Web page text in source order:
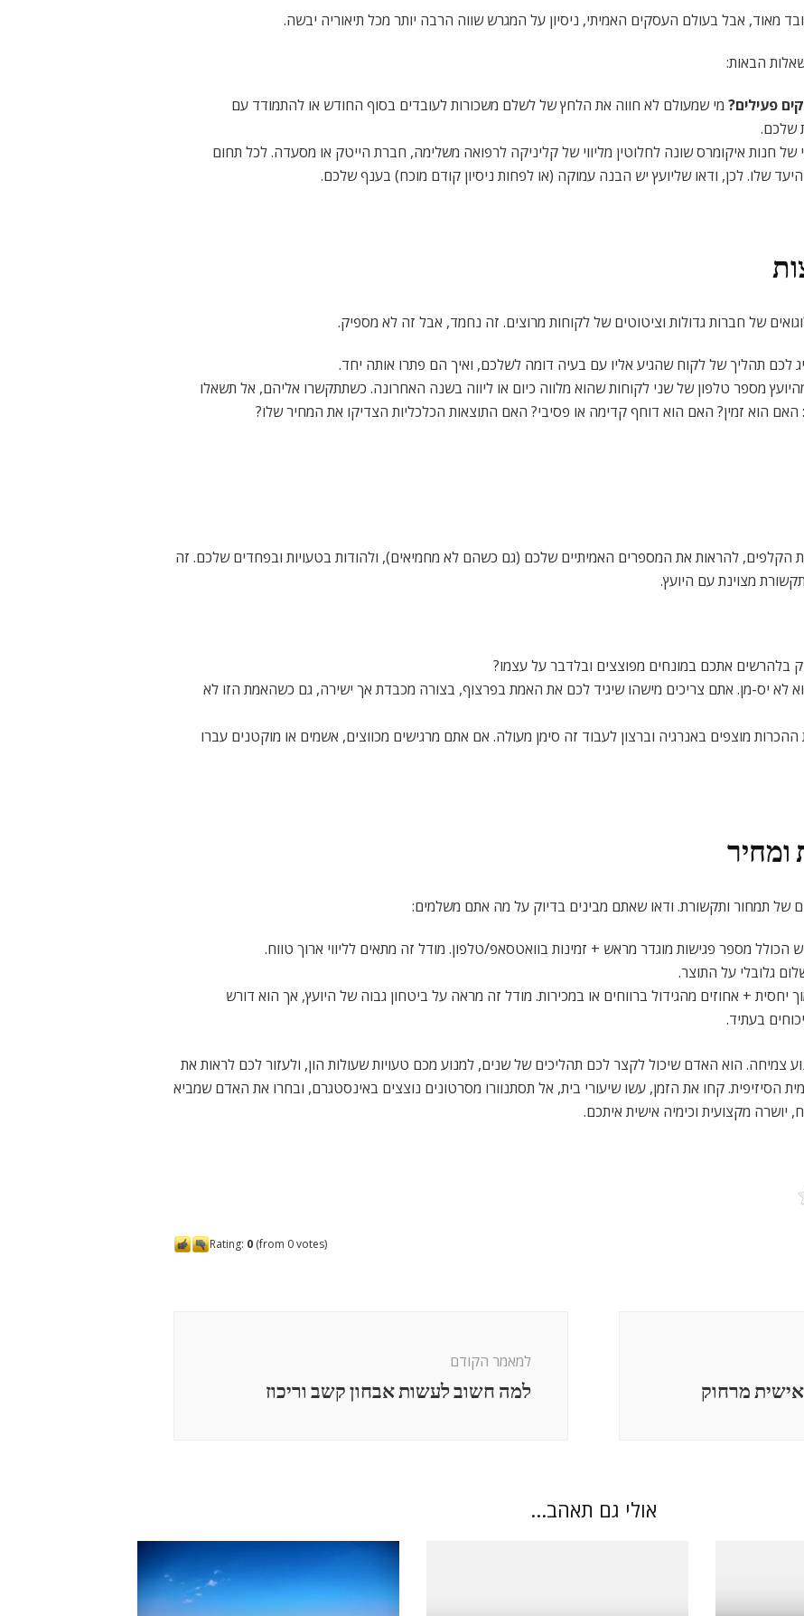
מאוד, אבל בעולם העסקים האמיתי, ניסיון על המגרש שווה הרבה יותר מכל תיאוריה יבשה.
הבאות:
פעילים? מי שמעולם לא חווה את הלחץ של לשלם משכורות לעובדים בסוף החודש או להתמודד עם
שלכם.
של חנות איקומרס שונה לחלוטין מליווי של קליניקה לרפואה משלימה, חברת הייטק או מסעדה. לכל תחום
שלו. לכן, ודאו שליועץ יש הבנה עמוקה (או לפחות ניסיון קודם מוכח) בענף שלכם.
של חברות גדולות וציטוטים של לקוחות מרוצים. זה נחמד, אבל זה לא מספיק.
לכם תהליך של לקוח שהגיע אליו עם בעיה דומה לשלכם, ואיך הם פתרו אותה יחד.
מספר טלפון של שני לקוחות שהוא מלווה כיום או ליווה בשנה האחרונה. כשתתקשרו אליהם, אל תשאלו
הוא זמין? האם הוא דוחף קדימה או פסיבי? האם התוצאות הכלכליות הצדיקו את המחיר שלו?
הקלפים, להראות את המספרים האמיתיים שלכם (גם כשהם לא מחמיאים), ולהודות בטעויות ובפחדים שלכם. זה
מצוינת עם היועץ.
בלהרשים אתכם במונחים מפוצצים ובלדבר על עצמו?
לא יס-מן. אתם צריכים מישהו שיגיד לכם את האמת בפרצוף, בצורה מכבדת אך ישירה, גם כשהאמת הזו לא
מוצפים באנרגיה וברצון לעבוד זה סימן מעולה. אם אתם מרגישים מכווצים, אשמים או מוקטנים עברו
של תמחור ותקשורת. ודאו שאתם מבינים בדיוק על מה אתם משלמים:
מספר פגישות מוגדר מראש + זמינות בוואטסאפ/טלפון. מודל זה מתאים לליווי ארוך טווח.
גלובלי על התוצר.
יחסית + אחוזים מהגידול ברווחים או במכירות. מודל זה מראה על ביטחון גבוה של היועץ, אך הוא דורש
בעתיד.
צמיחה. הוא האדם שיכול לקצר לכם תהליכים של שנים, למנוע מכם טעויות שעולות הון, ולעזור לכם לראות את
הסיזיפית. קחו את הזמן, עשו שיעורי בית, אל תסתנוורו מסרטונים נוצצים באינסטגרם, ובחרו את האדם שמביא
יושרה מקצועית וכימיה אישית איתכם.
Rating: 0 (from 0 votes)
למאמר הקודם
למה חשוב לעשות אבחון קשב וריכוז מרחוק
אולי גם תאהב...